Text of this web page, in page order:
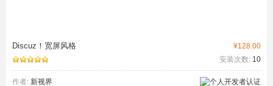
¥128.00
Discuz！宽屏风格
安装次数: 10
作者: 新视界